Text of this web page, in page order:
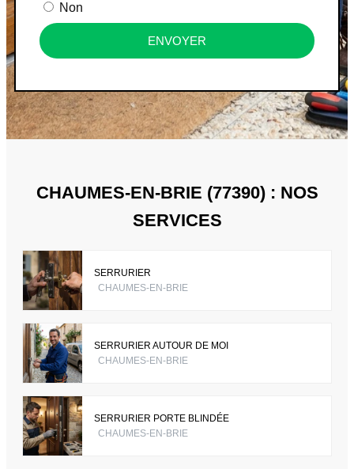
Non
ENVOYER
CHAUMES-EN-BRIE (77390) : NOS
SERVICES
SERRURIER
CHAUMES-EN-BRIE
SERRURIER AUTOUR DE MOI
CHAUMES-EN-BRIE
SERRURIER PORTE BLINDÉE
CHAUMES-EN-BRIE